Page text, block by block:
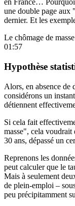
en France…
une double page aux
dernier. Et les
Le chômage de
01:57
Hypothèse
Alors, en absence de
considérons un
détiennent
Si cela fait
masse", cela voudrait
30 ans, dépassé un
Reprenons les
peut calculer que le
Mais à seulement
de plein-emploi –
peu précipitamment